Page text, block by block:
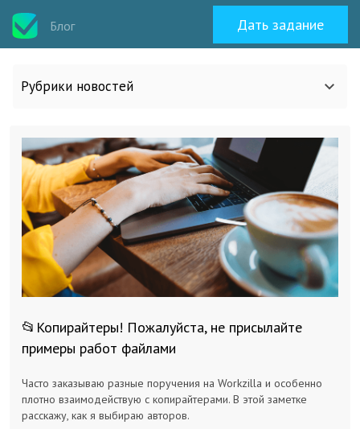
Блог Дать задание
Рубрики новостей
Все статьи
О work-zilla.com
Кейсы
Новости сервиса
Исполнителям
Заказчикам
📂Копирайтеры! Пожалуйста, не присылайте
примеры работ файлами
Часто заказываю разные поручения на Workzilla и особенно
плотно взаимодействую с копирайтерами. В этой заметке
расскажу, как я выбираю авторов.